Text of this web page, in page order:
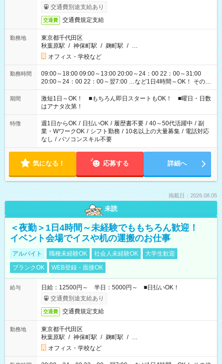
交通費別途支給あり
交通費 交通費規定支給
勤務地
東京都千代田区
秋葉原駅 / 神保町駅 / 麹町駅 / …
オフィス・学校など
勤務時間
09:00～18:00 09:00～13:00 20:00～24：00 22：00～31:00
20:00～24：00 22：00～翌7:00 …など1日4時間～OK！ その他
シフトもございます！ お気軽にご相談ください！
期間
激短1日～OK！ ■もちろん即日スタートもOK！ ■曜日・日数
はアナタ次第！
特徴 週1日からOK / 日払いOK / 履歴書不要 / 40～50代活躍中 / 副
業・WワークOK / シフト勤務 / 10名以上の大量募集 / 電話対応
なし / パソコンスキル不要
気になる！ 応募する 詳細へ
掲載日：2026.08.05
未読
＜夜勤＞1日4時間～未経験でももちろん歓迎！
イベント会場でイスや机の運搬のお仕事
アルバイト 職種未経験OK 社会人未経験OK
大学生歓迎
ブランクOK
WEB登録・面接OK
給与
日給：12500円～ 半日：5000円～ ■日払いOK！
交通費別途支給あり
交通費 交通費規定支給
勤務地
東京都千代田区
秋葉原駅 / 神保町駅 / 麹町駅 / …
オフィス・学校など